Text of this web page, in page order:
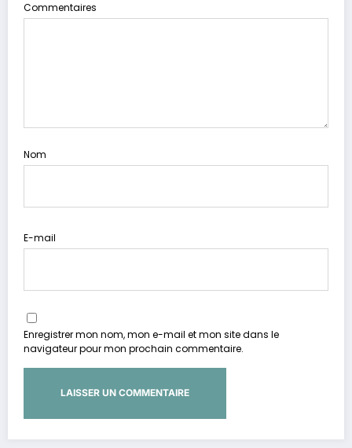
Commentaires
Nom
E-mail
Enregistrer mon nom, mon e-mail et mon site dans le
navigateur pour mon prochain commentaire.